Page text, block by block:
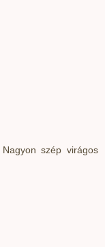
szép virágos